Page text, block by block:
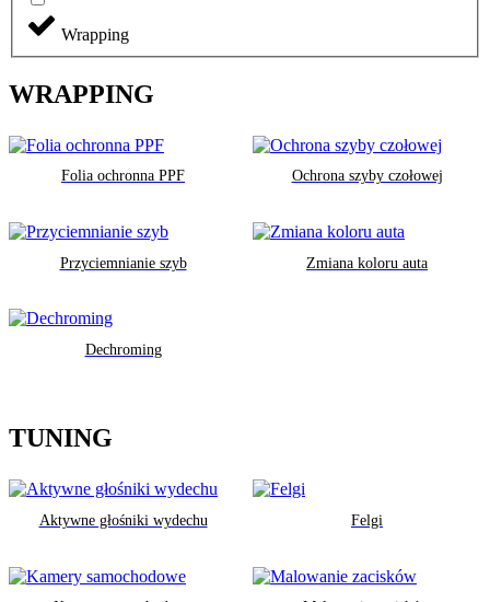
Wrapping
WRAPPING
Folia ochronna PPF Ochrona szyby czołowej
Przyciemnianie szyb Zmiana koloru auta
Dechroming
TUNING
Aktywne głośniki wydechu Felgi